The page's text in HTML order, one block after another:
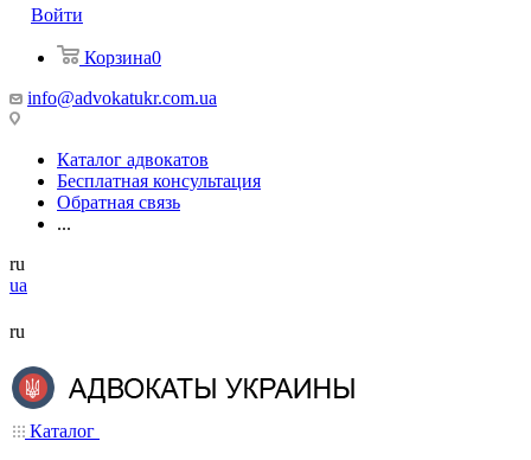
Войти
Корзина0
info@advokatukr.com.ua
Каталог адвокатов
Бесплатная консультация
Обратная связь
...
ru
ua
ru
Каталог